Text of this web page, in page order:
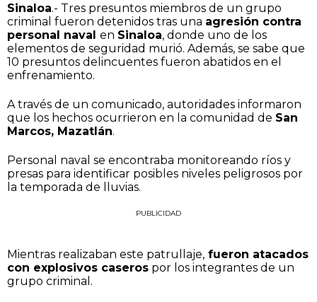
Sinaloa.- Tres presuntos miembros de un grupo
criminal fueron detenidos tras una agresión contra
personal naval en Sinaloa, donde uno de los
elementos de seguridad murió. Además, se sabe que
10 presuntos delincuentes fueron abatidos en el
enfrenamiento.
A través de un comunicado, autoridades informaron
que los hechos ocurrieron en la comunidad de San
Marcos, Mazatlán.
Personal naval se encontraba monitoreando ríos y
presas para identificar posibles niveles peligrosos por
la temporada de lluvias.
PUBLICIDAD
Mientras realizaban este patrullaje, fueron atacados
con explosivos caseros por los integrantes de un
grupo criminal.